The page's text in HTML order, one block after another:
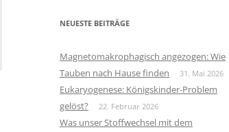
NEUESTE BEITRÄGE
Magnetomakrophagisch angezogen: Wie
Tauben nach Hause finden
31. Mai 2026
Eukaryogenese: Königskinder-Problem
gelöst?
22. Februar 2026
Was unser Stoffwechsel mit dem